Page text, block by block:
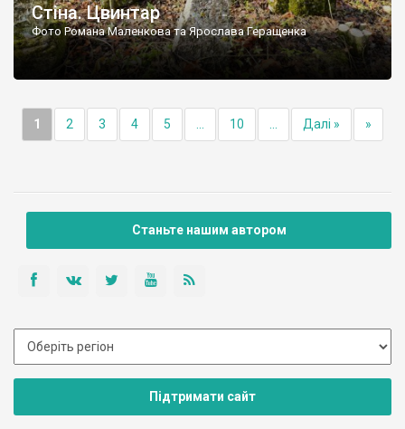
Стіна. Цвинтар
Фото Романа Маленкова та Ярослава Геращенка
1 2 3 4 5 10 Далі » »
Станьте нашим автором
Підтримати сайт